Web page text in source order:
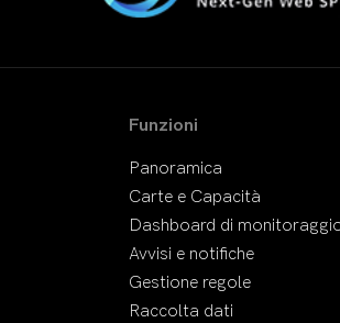
Funzioni
Panoramica
Carte e Capacità
Dashboard di
Avvisi e notifiche
Gestione regole
Raccolta dati